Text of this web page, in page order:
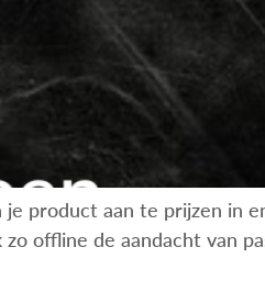
product aan te prijzen in
offline de aandacht van